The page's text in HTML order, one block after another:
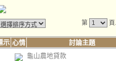
第
示 心情
討論主題
龜山農地貸款